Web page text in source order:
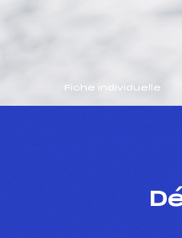
Fiche individuelle